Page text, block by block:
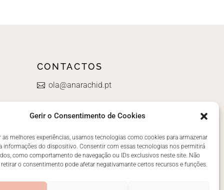
Gerir o Consentimento de Cookies
as melhores experiências, usamos tecnologias como cookies para armazenar
informações do dispositivo. Consentir com essas tecnologias nos permitirá
como comportamento de navegação ou IDs exclusivos neste site. Não
o consentimento pode afetar negativamante certos recursos e funções.
CONTACTOS
ola@anarachid.pt